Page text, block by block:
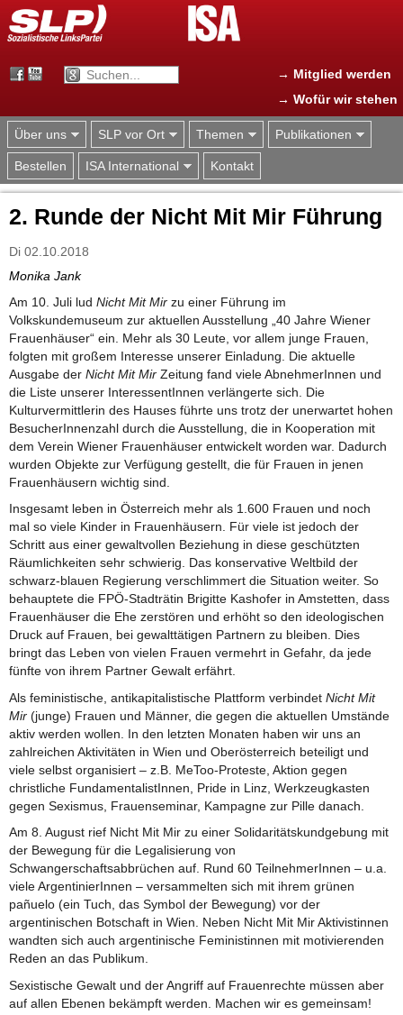
Jump to navigation
→ Mitglied werden
→ Wofür wir stehen
Über uns SLP vor Ort Themen Publikationen
Bestellen ISA International Kontakt
2. Runde der Nicht Mit Mir Führung
Di 02.10.2018
Monika Jank
Am 10. Juli lud Nicht Mit Mir zu einer Führung im
Volkskundemuseum zur aktuellen Ausstellung „40 Jahre Wiener
Frauenhäuser“ ein. Mehr als 30 Leute, vor allem junge Frauen,
folgten mit großem Interesse unserer Einladung. Die aktuelle
Ausgabe der Nicht Mit Mir Zeitung fand viele AbnehmerInnen und
die Liste unserer InteressentInnen verlängerte sich. Die
Kulturvermittlerin des Hauses führte uns trotz der unerwartet hohen
BesucherInnenzahl durch die Ausstellung, die in Kooperation mit
dem Verein Wiener Frauenhäuser entwickelt worden war. Dadurch
wurden Objekte zur Verfügung gestellt, die für Frauen in jenen
Frauenhäusern wichtig sind.
Insgesamt leben in Österreich mehr als 1.600 Frauen und noch
mal so viele Kinder in Frauenhäusern. Für viele ist jedoch der
Schritt aus einer gewaltvollen Beziehung in diese geschützten
Räumlichkeiten sehr schwierig. Das konservative Weltbild der
schwarz-blauen Regierung verschlimmert die Situation weiter. So
behauptete die FPÖ-Stadträtin Brigitte Kashofer in Amstetten, dass
Frauenhäuser die Ehe zerstören und erhöht so den ideologischen
Druck auf Frauen, bei gewalttätigen Partnern zu bleiben. Dies
bringt das Leben von vielen Frauen vermehrt in Gefahr, da jede
fünfte von ihrem Partner Gewalt erfährt.
Als feministische, antikapitalistische Plattform verbindet Nicht Mit
Mir (junge) Frauen und Männer, die gegen die aktuellen Umstände
aktiv werden wollen. In den letzten Monaten haben wir uns an
zahlreichen Aktivitäten in Wien und Oberösterreich beteiligt und
viele selbst organisiert – z.B. MeToo-Proteste, Aktion gegen
christliche FundamentalistInnen, Pride in Linz, Werkzeugkasten
gegen Sexismus, Frauenseminar, Kampagne zur Pille danach.
Am 8. August rief Nicht Mit Mir zu einer Solidaritätskundgebung mit
der Bewegung für die Legalisierung von
Schwangerschaftsabbrüchen auf. Rund 60 TeilnehmerInnen – u.a.
viele ArgentinierInnen – versammelten sich mit ihrem grünen
pañuelo (ein Tuch, das Symbol der Bewegung) vor der
argentinischen Botschaft in Wien. Neben Nicht Mit Mir Aktivistinnen
wandten sich auch argentinische Feministinnen mit motivierenden
Reden an das Publikum.
Sexistische Gewalt und der Angriff auf Frauenrechte müssen aber
auf allen Ebenen bekämpft werden. Machen wir es gemeinsam!